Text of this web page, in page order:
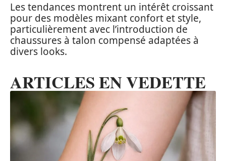
Les tendances montrent un intérêt croissant
pour des modèles mixant confort et style,
particulièrement avec l’introduction de
chaussures à talon compensé adaptées à
divers looks.
ARTICLES EN VEDETTE